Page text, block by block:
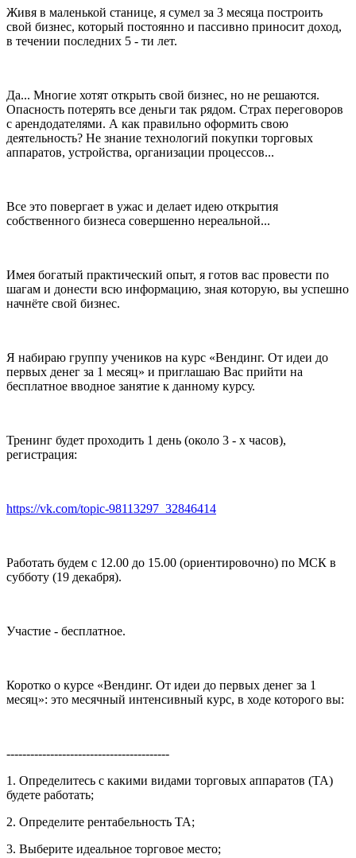
Живя в маленькой станице, я сумел за 3 месяца построить
свой бизнес, который постоянно и пассивно приносит доход,
в течении последних 5 - ти лет.
Да... Многие хотят открыть свой бизнес, но не решаются.
Опасность потерять все деньги так рядом. Страх переговоров
с арендодателями. А как правильно оформить свою
деятельность? Не знание технологий покупки торговых
аппаратов, устройства, организации процессов...
Все это повергает в ужас и делает идею открытия
собственного бизнеса совершенно нереальной...
Имея богатый практический опыт, я готов вас провести по
шагам и донести всю информацию, зная которую, вы успешно
начнёте свой бизнес.
Я набираю группу учеников на курс «Вендинг. От идеи до
первых денег за 1 месяц» и приглашаю Вас прийти на
бесплатное вводное занятие к данному курсу.
Тренинг будет проходить 1 день (около 3 - х часов),
регистрация:
https://vk.com/topic-98113297_32846414
Работать будем с 12.00 до 15.00 (ориентировочно) по МСК в
субботу (19 декабря).
Участие - бесплатное.
Коротко о курсе «Вендинг. От идеи до первых денег за 1
месяц»: это месячный интенсивный курс, в ходе которого вы:
-----------------------------------------
1. Определитесь с какими видами торговых аппаратов (ТА)
будете работать;
2. Определите рентабельность ТА;
3. Выберите идеальное торговое место;